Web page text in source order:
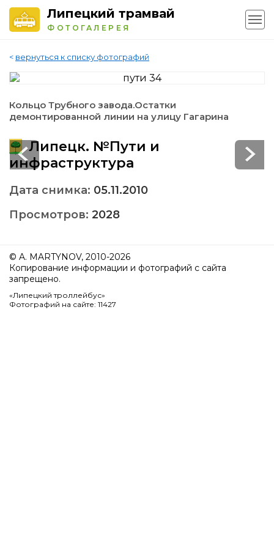
Липецкий трамвай
ФОТОГАЛЕРЕЯ
< вернуться к списку фотографий
Кольцо Трубного завода.Остатки
демонтированной линии на улицу Гагарина
Липецк. №Пути и
инфраструктура
Дата снимка: 05.11.2010
Просмотров: 2028
© A. MARTYNOV, 2010-2026
Копирование информации и фотографий с сайта
запрещено.
«Липецкий троллейбус»
Фотографий на сайте: 11427